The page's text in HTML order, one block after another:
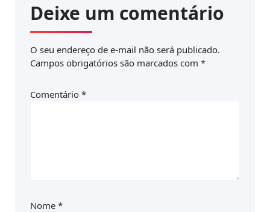
Deixe um comentário
O seu endereço de e-mail não será publicado.
Campos obrigatórios são marcados com *
Comentário *
Nome *